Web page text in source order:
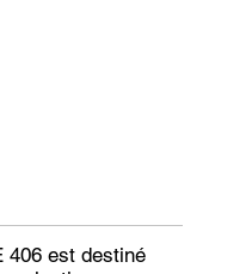
406 est destiné